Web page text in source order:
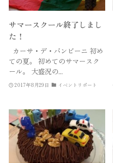
サマースクール終了しまし
た！
カーサ・デ・バンビーニ 初め
ての夏。 初めてのサマースク
ール。 大盛況の...
2017年8月29日 イベントリポート